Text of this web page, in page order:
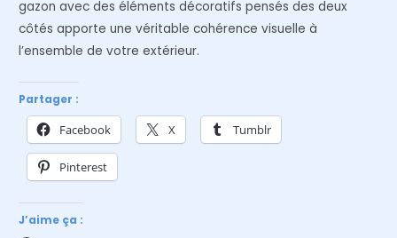
gazon avec des éléments décoratifs pensés des deux
côtés apporte une véritable cohérence visuelle à
l’ensemble de votre extérieur.
Partager :
Facebook X Tumblr
Pinterest
J’aime ça :